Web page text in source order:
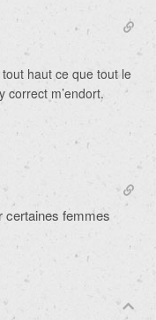
haut ce que tout le
correct m’endort.
certaines femmes